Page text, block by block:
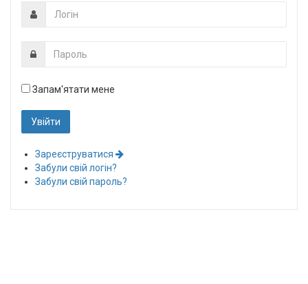
Запам'ятати мене
Зареєструватися
Забули свій логін?
Забули свій пароль?